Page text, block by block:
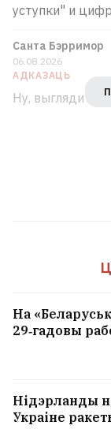
уступки" и
Санта Бэрримор
06.08.2026
АДКАЗАЦЬ
Ну, выглядит
На
29‑гадовы
Нідэрланды
Украіне